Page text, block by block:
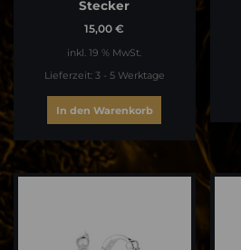
Stecker
15,00€
inkl. 19 % MwSt.
Lieferzeit: 3 - 5 Werktage
In den Warenkorb